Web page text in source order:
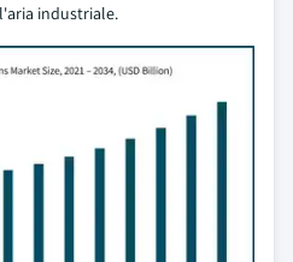
industriale.